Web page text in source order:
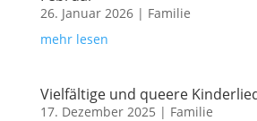
26. Januar 2026| Familie
mehr lesen
Vielfältige und queere
17. Dezember 2025 | Familie